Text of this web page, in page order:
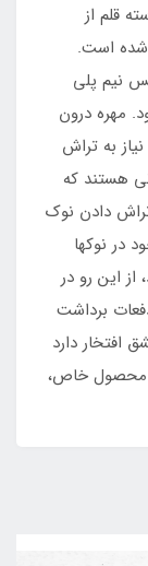
قلم از
است.
نیم پلی
مهره درون
به تراش
هستند که
دادن نوک
در نوکها
این رو در
برداشت
افتخار دارد
محصول خاص،